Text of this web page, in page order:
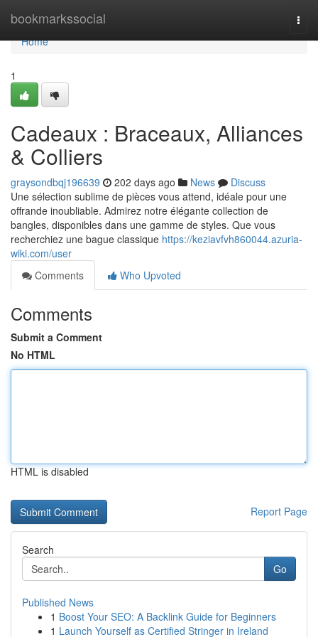
bookmarkssocial
Home
Home
1
Cadeaux : Braceaux, Alliances
& Colliers
graysondbqj196639 202 days ago News
Discuss
Une sélection sublime de pièces vous attend, idéale pour une
offrande inoubliable. Admirez notre élégante collection de
bangles, disponibles dans une gamme de styles. Que vous
recherchiez une bague classique https://keziavfvh860044.azuria-
wiki.com/user
Comments
Who Upvoted
Comments
Submit a Comment
No HTML
HTML is disabled
Report Page
Search
Go
Published News
1 Boost Your SEO: A Backlink Guide for Beginners
1 Launch Yourself as Certified Stringer in Ireland